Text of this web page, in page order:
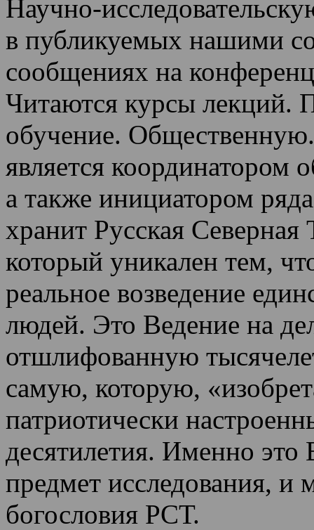
Научно-
в публикуемых нашими
сообщениях на
Читаются курсы лекций.
обучение.
является
а также инициатором
хранит Русская
который уникален тем,
реальное возведение
людей. Это Ведение на
отшлифованную
самую, которую,
патриотически
десятилетия. Именно это
предмет исследования, и
богословия РСТ.